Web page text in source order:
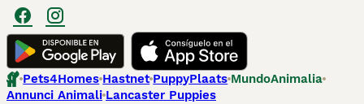
Pets4Homes Hastnet PuppyPlaats MundoAnimalia
Annunci Animali Lancaster Puppies